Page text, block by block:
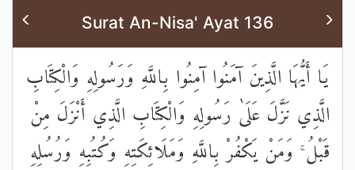
Surat An-Nisa' Ayat 136
يَا أَيُّهَا الَّذِينَ آمَنُوا آمِنُوا بِاللَّهِ وَرَسُولِهِ وَالْكِتَابِ
الَّذِي نَزَّلَ عَلَىٰ رَسُولِهِ وَالْكِتَابِ الَّذِي أَنْزَلَ مِنْ
قَبْلُ ۚ وَمَنْ يَكْفُرْ بِاللَّهِ وَمَلَائِكَتِهِ وَكُتُبِهِ وَرُسُلِهِ